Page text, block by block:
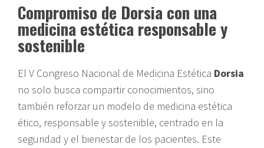
Compromiso de Dorsia con una
medicina estética responsable y
sostenible
El V Congreso Nacional de Medicina Estética Dorsia
no solo busca compartir conocimientos, sino
también reforzar un modelo de medicina estética
ético, responsable y sostenible, centrado en la
seguridad y el bienestar de los pacientes. Este